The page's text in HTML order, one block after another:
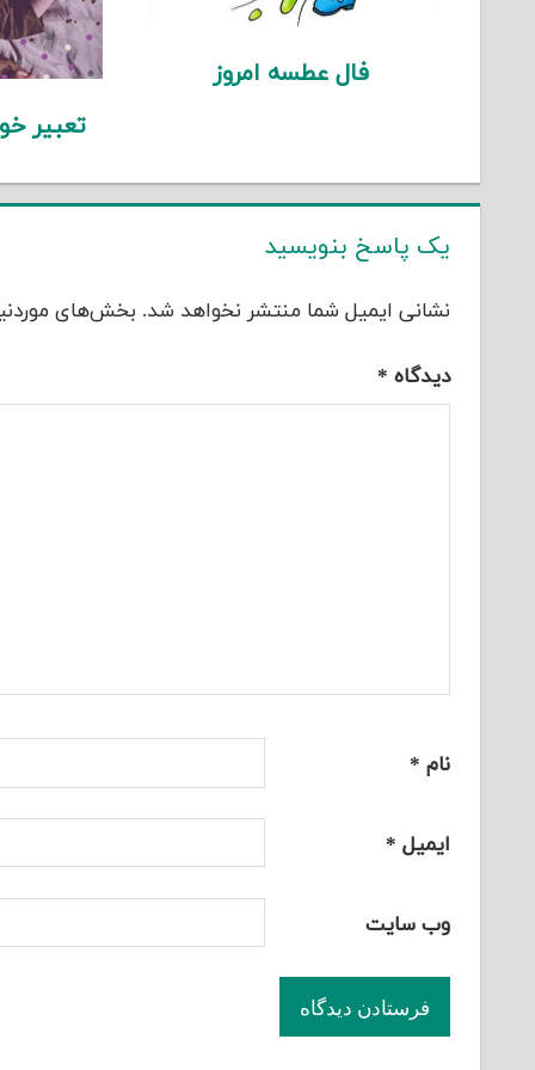
فال عطسه امروز
تعبیر
یک پاسخ بنویسید
نشانی ایمیل شما منتشر نخواهد شد. بخش‌های
دیدگاه *
نام *
ایمیل *
وب‌ سایت